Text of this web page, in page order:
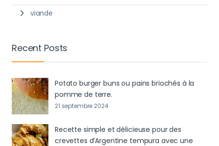
viande
Recent Posts
Potato burger buns ou pains briochés à la
pomme de terre.
21 septembre 2024
Recette simple et délicieuse pour des
crevettes d’Argentine tempura avec une